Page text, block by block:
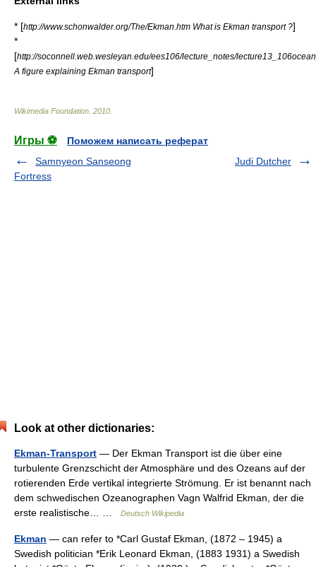
* [http://www.schonwalder.org/The/Ekman.htm What is Ekman transport ?]
*
[http://soconnell.web.wesleyan.edu/ees106/lecture_notes/
A figure explaining Ekman transport]
Wikimedia Foundation 2010
Игры ⚽
Поможем написать реферат
Samnyeon Sanseong
Fortress
Judi Dutcher
Look at other dictionaries:
Ekman-Transport — Der Ekman Transport ist die über eine
turbulente Grenzschicht der Atmosphäre und des Ozeans auf der
rotierenden Erde vertikal integrierte Strömung. Er ist benannt nach
dem schwedischen Ozeanographen Vagn Walfrid Ekman, der die
erste realistische… …
Deutsch Wikipedia
Ekman — can refer to *Carl Gustaf Ekman, (1872 – 1945) a
Swedish politician *Erik Leonard Ekman, (1883 1931) a Swedish